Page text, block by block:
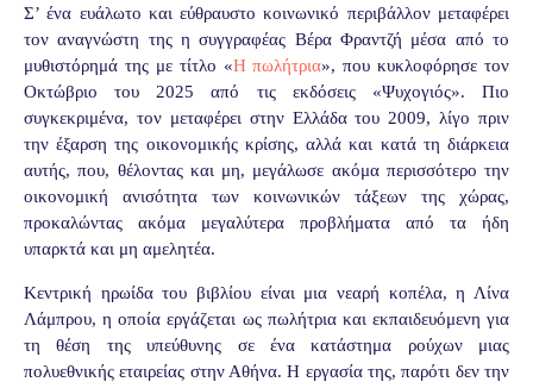
Σ’ ένα ευάλωτο και εύθραυστο κοινωνικό περιβάλλον μεταφέρει
τον αναγνώστη της η συγγραφέας Βέρα Φραντζή μέσα από το
μυθιστόρημά της με τίτλο «Η πωλήτρια», που κυκλοφόρησε τον
Οκτώβριο του 2025 από τις εκδόσεις «Ψυχογιός». Πιο
συγκεκριμένα, τον μεταφέρει στην Ελλάδα του 2009, λίγο πριν
την έξαρση της οικονομικής κρίσης, αλλά και κατά τη διάρκεια
αυτής, που, θέλοντας και μη, μεγάλωσε ακόμα περισσότερο την
οικονομική ανισότητα των κοινωνικών τάξεων της χώρας,
προκαλώντας ακόμα μεγαλύτερα προβλήματα από τα ήδη
υπαρκτά και μη αμελητέα.
Κεντρική ηρωίδα του βιβλίου είναι μια νεαρή κοπέλα, η Λίνα
Λάμπρου, η οποία εργάζεται ως πωλήτρια και εκπαιδευόμενη για
τη θέση της υπεύθυνης σε ένα κατάστημα ρούχων μιας
πολυεθνικής εταιρείας στην Αθήνα. Η εργασία της, παρότι δεν την